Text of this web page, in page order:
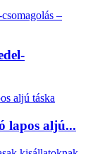
lapos aljú...